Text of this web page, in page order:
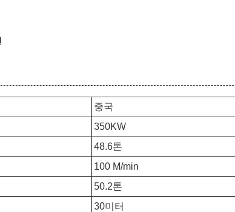
중국
350KW
48.6톤
100 M/min
50.2톤
30미터